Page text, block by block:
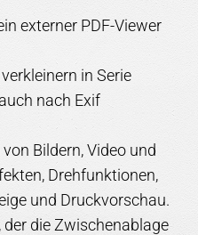
externer PDF-Viewer
in Serie
nach Exif
Bildern, Video und
Drehfunktionen,
und Druckvorschau.
der die Zwischenablage